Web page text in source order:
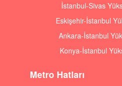
İstanbul-Sivas
Eskişehir-İstanbul
Ankara-İstanbul
Konya-İstanbul
Metro Hatları